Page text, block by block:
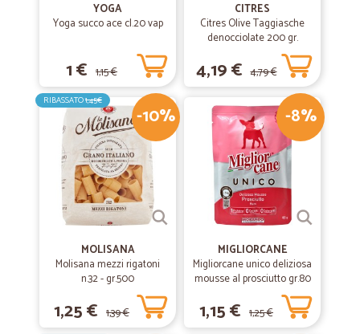
YOGA
Yoga succo ace cl.20 vap
1 € 1,15 €
CITRES
Citres Olive Taggiasche
denocciolate 200 gr.
4,19 € 4,79 €
-10%
RIBASSATO1,45€
MOLISANA
Molisana mezzi rigatoni
n.32 - gr.500
1,25 € 1,39 €
-8%
MIGLIORCANE
Migliorcane unico deliziosa
mousse al prosciutto gr.80
1,15 € 1,25 €